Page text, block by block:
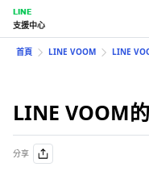
LINE
支援中心
首頁 LINE VOOM LINE
LINE VOOM
分享